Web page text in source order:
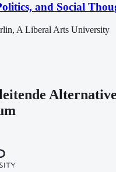
and Social
A Liberal Arts University